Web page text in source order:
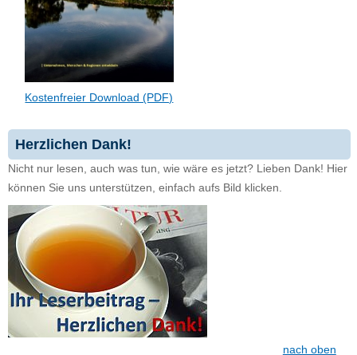
Kostenfreier Download (PDF)
Herzlichen Dank!
Nicht nur lesen, auch was tun, wie wäre es jetzt? Lieben Dank! Hier
können Sie uns unterstützen, einfach aufs Bild klicken.
nach oben